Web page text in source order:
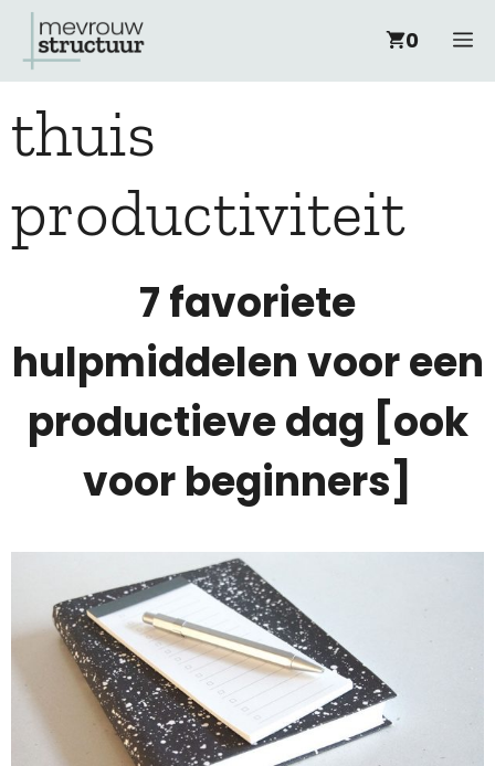
naar
inhoud
0
thuis
productiviteit
7 favoriete
hulpmiddelen voor een
productieve dag [ook
voor beginners]